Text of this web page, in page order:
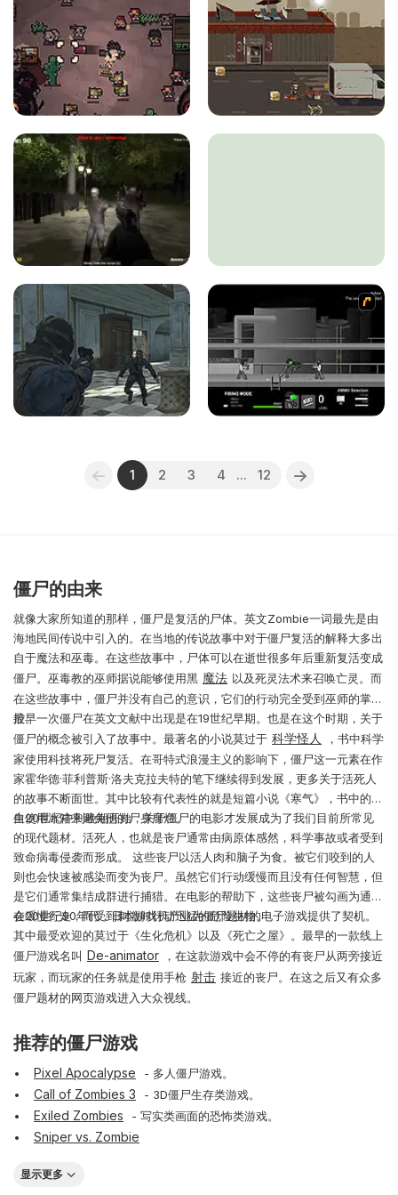
1 2 3 4 ... 12
僵尸的由来
就像大家所知道的那样，僵尸是复活的尸体。英文Zombie一词最先是由
海地民间传说中引入的。在当地的传说故事中对于僵尸复活的解释大多出
自于魔法和巫毒。在这些故事中，尸体可以在逝世很多年后重新复活变成
僵尸。巫毒教的巫师据说能够使用黑 魔法 以及死灵法术来召唤亡灵。而
在这些故事中，僵尸并没有自己的意识，它们的行动完全受到巫师的掌
控。
最早一次僵尸在英文文献中出现是在19世纪早期。也是在这个时期，关于
僵尸的概念被引入了故事中。最著名的小说莫过于 科学怪人
，书中科学
家使用科技将死尸复活。在哥特式浪漫主义的影响下，僵尸这一元素在作
家霍华德·菲利普斯·洛夫克拉夫特的笔下继续得到发展，更多关于活死人
的故事不断面世。其中比较有代表性的就是短篇小说《寒气》，书中的医
生使用冰箱来避免他的尸身腐烂。
自20世纪中到晚期开始，关于僵尸的电影才发展成为了我们目前所常见
的现代题材。活死人，也就是丧尸通常由病原体感然，科学事故或者受到
致命病毒侵袭而形成。 这些丧尸以活人肉和脑子为食。被它们咬到的人
则也会快速被感染而变为丧尸。虽然它们行动缓慢而且没有任何智慧，但
是它们通常集结成群进行捕猎。在电影的帮助下，这些丧尸被勾画为通常
会缓慢行走，而受到刺激时行动迅猛的危险生物。
在20世纪90年代，日本游戏机产业为僵尸题材的电子游戏提供了契机。
其中最受欢迎的莫过于《生化危机》以及《死亡之屋》。最早的一款线上
僵尸游戏名叫 De-animator
，在这款游戏中会不停的有丧尸从两旁接近
玩家，而玩家的任务就是使用手枪 射击 接近的丧尸。在这之后又有众多
僵尸题材的网页游戏进入大众视线。
推荐的僵尸游戏
Pixel Apocalypse - 多人僵尸游戏。
Call of Zombies 3 - 3D僵尸生存类游戏。
Exiled Zombies - 写实类画面的恐怖类游戏。
Sniper vs. Zombie
显示更多